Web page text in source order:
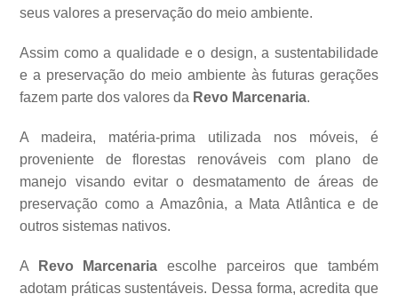
seus valores a preservação do meio ambiente.
Assim como a qualidade e o design, a sustentabilidade
e a preservação do meio ambiente às futuras gerações
fazem parte dos valores da Revo Marcenaria.
A madeira, matéria-prima utilizada nos móveis, é
proveniente de florestas renováveis com plano de
manejo visando evitar o desmatamento de áreas de
preservação como a Amazônia, a Mata Atlântica e de
outros sistemas nativos.
A Revo Marcenaria escolhe parceiros que também
adotam práticas sustentáveis. Dessa forma, acredita que